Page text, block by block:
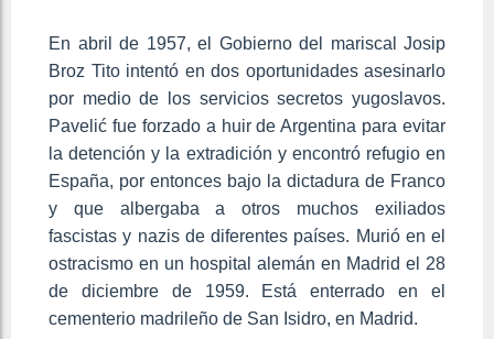
En abril de 1957, el Gobierno del mariscal Josip
Broz Tito intentó en dos oportunidades asesinarlo
por medio de los servicios secretos yugoslavos.​
Pavelić fue forzado a huir de Argentina para evitar
la detención y la extradición​ y encontró refugio en
España, por entonces bajo la dictadura de Franco
y que albergaba a otros muchos exiliados
fascistas y nazis de diferentes países. Murió en el
ostracismo en un hospital alemán en Madrid el 28
de diciembre de 1959.​ Está enterrado en el
cementerio madrileño de San Isidro, en Madrid.